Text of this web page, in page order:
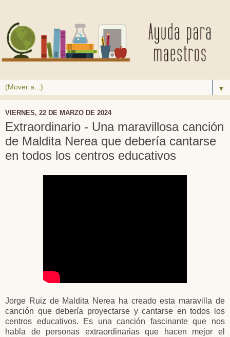
▼
VIERNES, 22 DE MARZO DE 2024
Extraordinario - Una maravillosa canción
de Maldita Nerea que debería cantarse
en todos los centros educativos
Jorge Ruiz de Maldita Nerea ha creado esta maravilla de
canción que debería proyectarse y cantarse en todos los
centros educativos. Es una canción fascinante que nos
habla de personas extraordinarias que hacen mejor el